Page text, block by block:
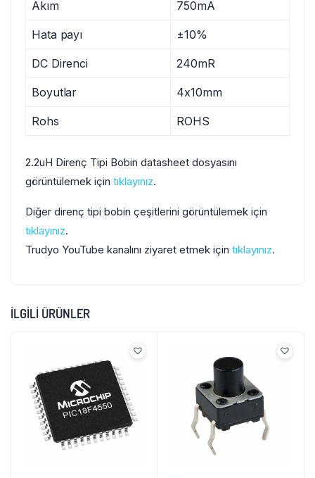
Akım 750mA
Hata payı ±10%
DC Direnci 240mR
Boyutlar 4x10mm
Rohs ROHS
2.2uH Direnç Tipi Bobin datasheet dosyasını
görüntülemek için tıklayınız.
Diğer direnç tipi bobin çeşitlerini görüntülemek için
tıklayınız.
Trudyo YouTube kanalını ziyaret etmek için tıklayınız.
İLGILI ÜRÜNLER